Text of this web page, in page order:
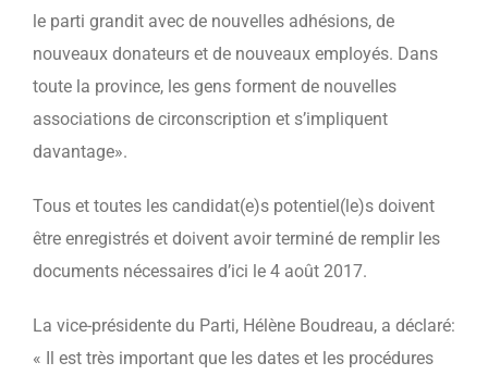
le parti grandit avec de nouvelles adhésions, de
nouveaux donateurs et de nouveaux employés. Dans
toute la province, les gens forment de nouvelles
associations de circonscription et s’impliquent
davantage».
Tous et toutes les candidat(e)s potentiel(le)s doivent
être enregistrés et doivent avoir terminé de remplir les
documents nécessaires d’ici le 4 août 2017.
La vice-présidente du Parti, Hélène Boudreau, a déclaré:
« Il est très important que les dates et les procédures